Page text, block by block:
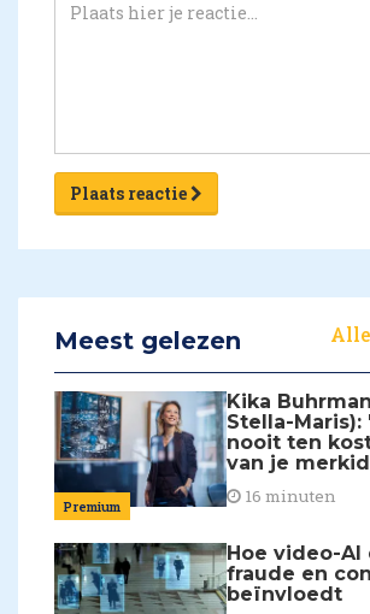
Plaats reactie
Meest gelezen
Premium
Kika
Stella-Maris):
nooit ten
van je
16 minuten
Hoe video-AI
fraude en
beïnvloedt